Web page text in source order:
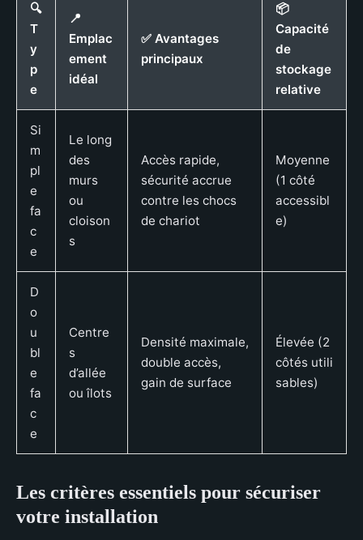
🔍
T
y
p
e
📍
Emplac
ement
idéal
✅ Avantages
principaux
📦
Capacité
de
stockage
relative
Si
m
pl
e
fa
c
e
Le long
des
murs
ou
cloison
s
Accès rapide,
sécurité accrue
contre les chocs
de chariot
Moyenne
(1 côté
accessibl
e)
D
o
u
bl
e
fa
c
e
Centre
s
d’allée
ou îlots
Densité maximale,
double accès,
gain de surface
Élevée (2
côtés utili
sables)
Les critères essentiels pour sécuriser
votre installation